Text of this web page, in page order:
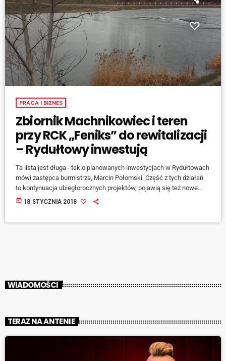
PRACA I BIZNES
Zbiornik Machnikowiec i teren
przy RCK „Feniks” do rewitalizacji
– Rydułtowy inwestują
Ta lista jest długa - tak o planowanych inwestycjach w Rydułtowach
mówi zastępca burmistrza, Marcin Połomski. Część z tych działań
to kontynuacja ubiegłorocznych projektów, pojawią się też nowe
zadania. Jedną trzecią stanowią zadania drogowe. jedna z
today 18 STYCZNIA 2018
WIADOMOŚCI
TERAZ NA ANTENIE